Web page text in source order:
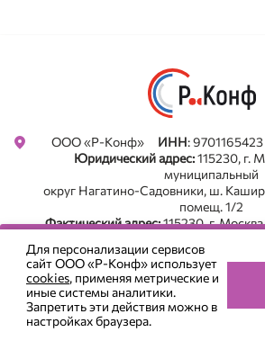
ООО «Р-Конф» ИНН:
Юридический адрес:115230, г.
муниципальный
округ Нагатино-Садовники, ш.
помещ. 1/2
Фактический адрес:115230, г.
+7 (495) 785-22-05
Использование Cookie
Пользовательское
Все новости в Телеграм.
Для персонализации сервисов
сайт ООО «Р-Конф» использует
cookies, применяя метрические и
иные системы аналитики.
Запретить эти действия можно в
настройках браузера.